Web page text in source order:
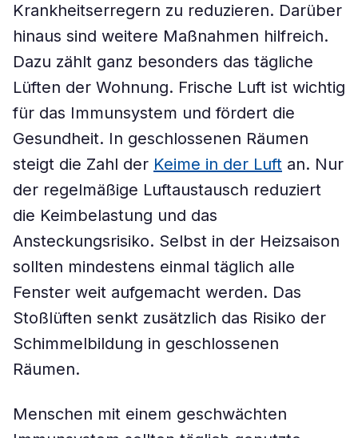
Krankheitserregern zu reduzieren. Darüber
hinaus sind weitere Maßnahmen hilfreich.
Dazu zählt ganz besonders das tägliche
Lüften der Wohnung. Frische Luft ist wichtig
für das Immunsystem und fördert die
Gesundheit. In geschlossenen Räumen
steigt die Zahl der Keime in der Luft an. Nur
der regelmäßige Luftaustausch reduziert
die Keimbelastung und das
Ansteckungsrisiko. Selbst in der Heizsaison
sollten mindestens einmal täglich alle
Fenster weit aufgemacht werden. Das
Stoßlüften senkt zusätzlich das Risiko der
Schimmelbildung in geschlossenen
Räumen.
Menschen mit einem geschwächten